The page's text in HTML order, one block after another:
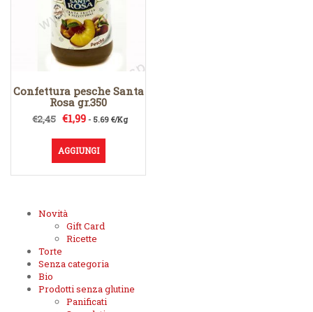
Confettura pesche Santa
Rosa gr.350
€2,45 Il
originale
era:
€2,45.
€1,99Il
attuale
è:
€1,99.
- 5.69 €/Kg
AGGIUNGI
Novità
Gift Card
Ricette
Torte
Senza categoria
Bio
Prodotti senza glutine
Panificati